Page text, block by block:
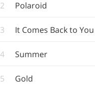
Polaroid
It Comes Back to You
Summer
Gold